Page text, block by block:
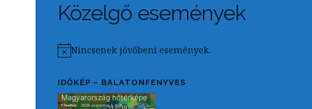
Közelgő események
Notice
Nincsenek jövőbeni események.
IDŐKÉP – BALATONFENYVES